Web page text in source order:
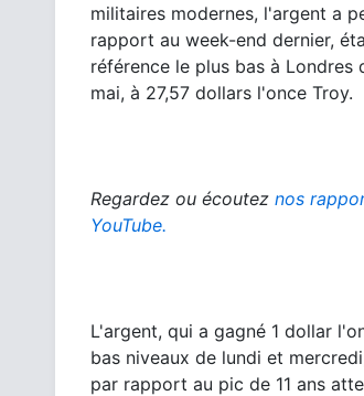
militaires modernes, l'argent a
rapport au week-end dernier,
référence le plus bas à
mai, à 27,57 dollars l'once Troy.
Regardez ou écoutez nos
YouTube.
L'argent, qui a gagné 1 dollar
bas niveaux de lundi et
par rapport au pic de 11 ans